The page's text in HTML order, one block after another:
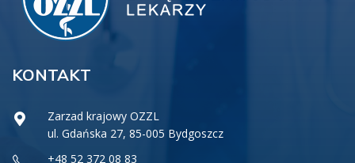
KONTAKT
Zarzad krajowy OZZL
ul. Gdańska 27, 85-005 Bydgoszcz
+48 52 372 08 83